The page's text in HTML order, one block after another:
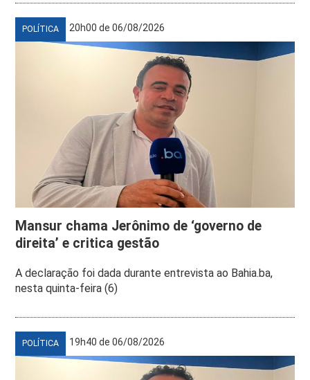
POLÍTICA 20h00 de 06/08/2026
Mansur chama Jerônimo de ‘governo de
direita’ e critica gestão
A declaração foi dada durante entrevista ao Bahia.ba,
nesta quinta-feira (6)
POLÍTICA 19h40 de 06/08/2026